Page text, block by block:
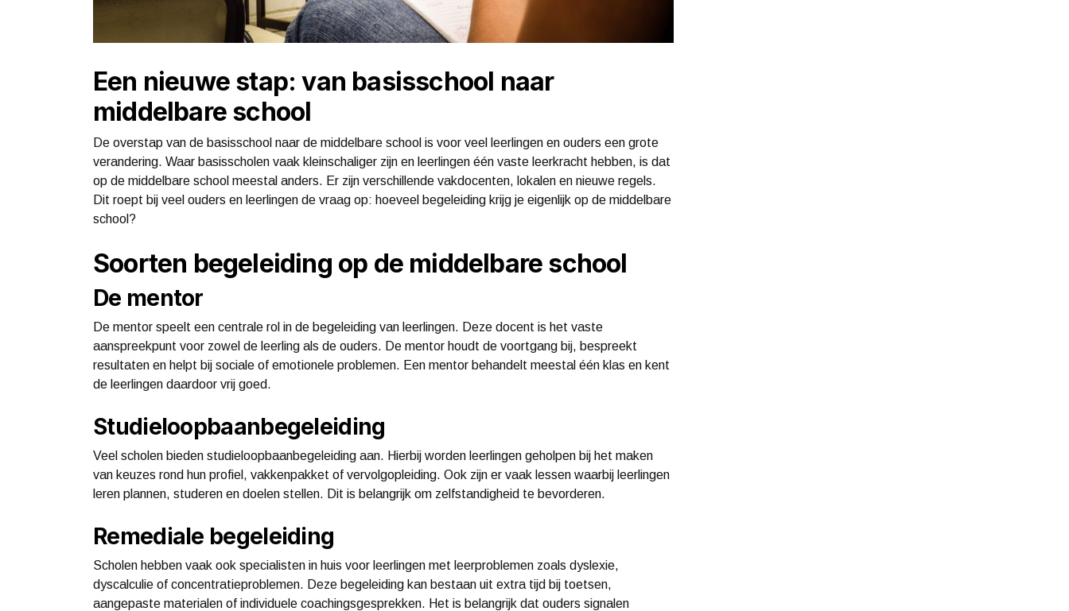
Een nieuwe stap: van basisschool naar
middelbare school
De overstap van de basisschool naar de middelbare school is voor veel leerlingen en ouders een grote
verandering. Waar basisscholen vaak kleinschaliger zijn en leerlingen één vaste leerkracht hebben, is dat
op de middelbare school meestal anders. Er zijn verschillende vakdocenten, lokalen en nieuwe regels.
Dit roept bij veel ouders en leerlingen de vraag op: hoeveel begeleiding krijg je eigenlijk op de middelbare
school?
Soorten begeleiding op de middelbare school
De mentor
De mentor speelt een centrale rol in de begeleiding van leerlingen. Deze docent is het vaste
aanspreekpunt voor zowel de leerling als de ouders. De mentor houdt de voortgang bij, bespreekt
resultaten en helpt bij sociale of emotionele problemen. Een mentor behandelt meestal één klas en kent
de leerlingen daardoor vrij goed.
Studieloopbaanbegeleiding
Veel scholen bieden studieloopbaanbegeleiding aan. Hierbij worden leerlingen geholpen bij het maken
van keuzes rond hun profiel, vakkenpakket of vervolgopleiding. Ook zijn er vaak lessen waarbij leerlingen
leren plannen, studeren en doelen stellen. Dit is belangrijk om zelfstandigheid te bevorderen.
Remediale begeleiding
Scholen hebben vaak ook specialisten in huis voor leerlingen met leerproblemen zoals dyslexie,
dyscalculie of concentratieproblemen. Deze begeleiding kan bestaan uit extra tijd bij toetsen,
aangepaste materialen of individuele coachingsgesprekken. Het is belangrijk dat ouders signalen